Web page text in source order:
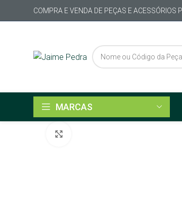
COMPRA E VENDA DE PEÇAS E ACESSÓRIOS
MARCAS